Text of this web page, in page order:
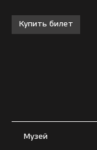
Купить билет
Музей